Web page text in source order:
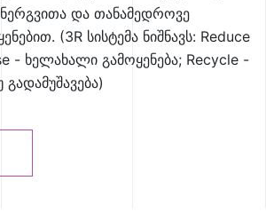
და თანამედროვე
(3R სისტემა ნიშნავს: Reduce
- ხელახალი გამოყენება; Recycle -